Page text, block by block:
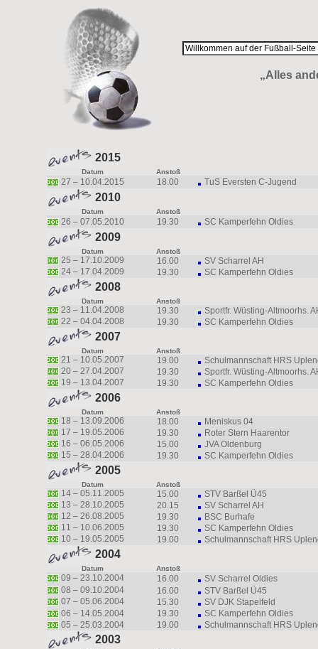
„Alles
2015
Datum Anstoß
27 – 10.04.2015 18.00 TuS Eversten C-Jugend
2010
Datum Anstoß
26 – 07.05.2010 19.30 SC Kamperfehn Oldies
2009
Datum Anstoß
25 – 17.10.2009 16.00
SV Scharrel AH
24 – 17.04.2009 19.30 SC Kamperfehn Oldies
2008
Datum Anstoß
23 – 11.04.2008 19.30
Sportfr. Wüsting-Altmoorhs.
22 – 04.04.2008 19.30 SC Kamperfehn Oldies
2007
Datum Anstoß
21 – 10.05.2007 19.00
Schulmannschaft HRS
20 – 27.04.2007 19.30
Sportfr. Wüsting-Altmoorhs.
19 – 13.04.2007 19.30 SC Kamperfehn Oldies
2006
Datum Anstoß
18 – 13.09.2006 18.00
Meniskus 04
17 – 19.05.2006 19.30
Roter Stern Haarentor
16 – 06.05.2006 15.00
JVA Oldenburg
15 – 28.04.2006 19.30 SC Kamperfehn Oldies
2005
Datum Anstoß
14 – 05.11.2005 15.00
STV Barßel Ü45
13 – 28.10.2005 20.15
SV Scharrel AH
12 – 26.08.2005 19.30
BSC Burhafe
11 – 10.06.2005 19.30
SC Kamperfehn Oldies
10 – 19.05.2005 19.00 Schulmannschaft HRS
2004
Datum Anstoß
09 – 23.10.2004 16.00
SV Scharrel Oldies
08 – 09.10.2004 16.00
STV Barßel Ü45
07 – 05.06.2004 15.30
SV DJK Stapelfeld
06 – 14.05.2004 19.30
SC Kamperfehn Oldies
05 – 25.03.2004 19.00 Schulmannschaft HRS
2003